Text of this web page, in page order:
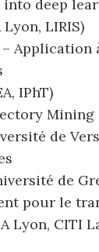
deep
LIRIS)
IPhT)
Mining
de
de
pour le
Lyon, CITI